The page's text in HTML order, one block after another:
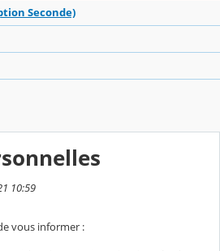
Seconde)
10:59
vous informer :